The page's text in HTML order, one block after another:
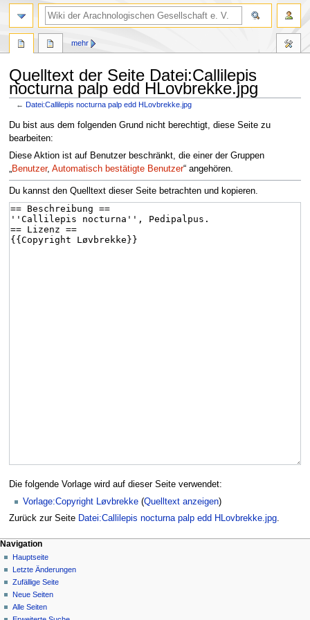
Quelltext der Seite Datei:Callilepis
nocturna palp edd HLovbrekke.jpg
←Datei:Callilepis nocturna palp edd HLovbrekke.jpg
Zur
Navigation
springen
Zur
Suche
springen
Du bist aus dem folgenden Grund nicht berechtigt, diese Seite zu
bearbeiten:
Diese Aktion ist auf Benutzer beschränkt, die einer der Gruppen
„Benutzer, Automatisch bestätigte Benutzer“ angehören.
Du kannst den Quelltext dieser Seite betrachten und kopieren.
Die folgende Vorlage wird auf dieser Seite verwendet:
Vorlage:Copyright Løvbrekke (Quelltext anzeigen)
Zurück zur Seite Datei:Callilepis nocturna palp edd HLovbrekke.jpg.
mehr
Navigation
Hauptseite
Letzte Änderungen
Zufällige Seite
Neue Seiten
Alle Seiten